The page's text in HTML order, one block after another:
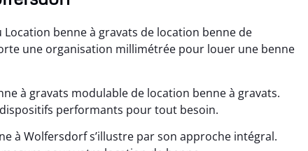
benne à gravats de location benne de
une organisation millimétrée pour louer une benne
à gravats modulable de location benne à gravats.
performants pour tout besoin.
à Wolfersdorf s’illustre par son approche intégral.